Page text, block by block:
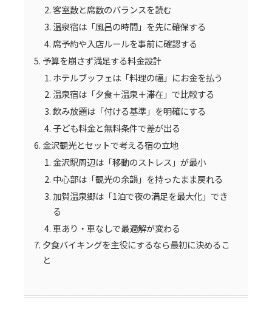
客室数と席数のバランスを読む
温泉宿は「風呂の時間」を先に確保する
席予約や入店ルールを事前に確認する
予算を崩さず満足する料金設計
ホテルブッフェは「料理の幅」にお金を払う
温泉宿は「夕食＋温泉＋滞在」で比較する
飲み放題は「付ける基準」を明確にする
子ども料金と無料条件で差が出る
金沢観光とセットで考える宿の立地
金沢駅周辺は「移動のストレス」が最小
中心部は「観光の余韻」を持ったまま戻れる
加賀温泉郷は「1泊で夜の満足を最大化」でき
る
車あり・車なしで最適解が変わる
夕食バイキングを主役にするなら最初に決めるこ
と